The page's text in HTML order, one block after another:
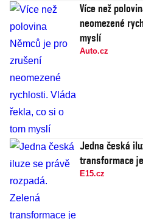
Více než
neomezené
myslí
Auto.cz
Jedna česká
transformace
E15.cz